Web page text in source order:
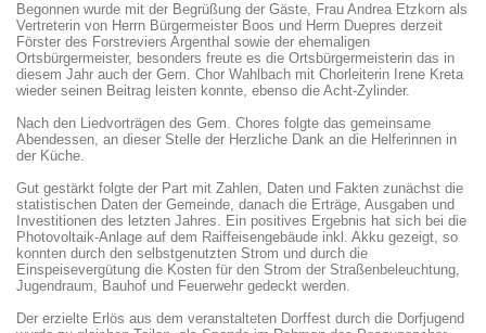
Begonnen wurde mit der Begrüßung der Gäste, Frau Andrea Etzkorn als
Vertreterin von Herrn Bürgermeister Boos und Herrn Duepres derzeit
Förster des Forstreviers Argenthal sowie der ehemaligen
Ortsbürgermeister, besonders freute es die Ortsbürgermeisterin das in
diesem Jahr auch der Gem. Chor Wahlbach mit Chorleiterin Irene Kreta
wieder seinen Beitrag leisten konnte, ebenso die Acht-Zylinder.
Nach den Liedvorträgen des Gem. Chores folgte das gemeinsame
Abendessen, an dieser Stelle der Herzliche Dank an die Helferinnen in
der Küche.
Gut gestärkt folgte der Part mit Zahlen, Daten und Fakten zunächst die
statistischen Daten der Gemeinde, danach die Erträge, Ausgaben und
Investitionen des letzten Jahres. Ein positives Ergebnis hat sich bei die
Photovoltaik-Anlage auf dem Raiffeisengebäude inkl. Akku gezeigt, so
konnten durch den selbstgenutzten Strom und durch die
Einspeisevergütung die Kosten für den Strom der Straßenbeleuchtung,
Jugendraum, Bauhof und Feuerwehr gedeckt werden.
Der erzielte Erlös aus dem veranstalteten Dorffest durch die Dorfjugend